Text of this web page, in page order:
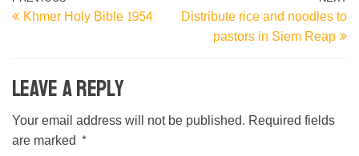
navigation
PostKhmer Holy Bible 1954
Distribute rice and noodles to
pastors in Siem Reap
Leave a Reply
Your email address will not be published. Required fields
are marked *